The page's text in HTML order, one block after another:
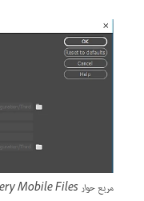
مربع حوار jQuery Mobile Files